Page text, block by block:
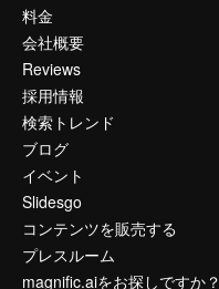
料金
会社概要
Reviews
採用情報
検索トレンド
ブログ
イベント
Slidesgo
コンテンツを販売する
プレスルーム
magnific.aiをお探しですか？